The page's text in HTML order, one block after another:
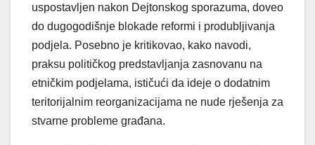
uspostavljen nakon Dejtonskog sporazuma, doveo
do dugogodišnje blokade reformi i produbljivanja
podjela. Posebno je kritikovao, kako navodi,
praksu političkog predstavljanja zasnovanu na
etničkim podjelama, ističući da ideje o dodatnim
teritorijalnim reorganizacijama ne nude rješenja za
stvarne probleme građana.